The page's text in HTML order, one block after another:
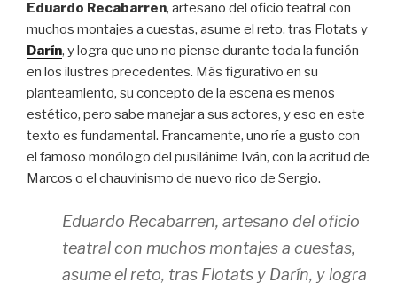
Eduardo Recabarren, artesano del oficio teatral con
muchos montajes a cuestas, asume el reto, tras Flotats y
Darín, y logra que uno no piense durante toda la función
en los ilustres precedentes. Más figurativo en su
planteamiento, su concepto de la escena es menos
estético, pero sabe manejar a sus actores, y eso en este
texto es fundamental. Francamente, uno ríe a gusto con
el famoso monólogo del pusilánime Iván, con la acritud de
Marcos o el chauvinismo de nuevo rico de Sergio.
Eduardo Recabarren, artesano del oficio
teatral con muchos montajes a cuestas,
asume el reto, tras Flotats y Darín, y logra